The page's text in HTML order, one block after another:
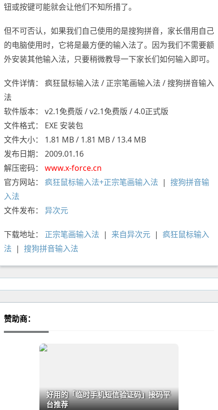
钮或按键可能就会让他们不知所措了。
但不可否认，如果我们自己使用的是搜狗拼音，家长借用自己
的电脑使用时，它将是最方便的输入法了。因为我们不需要额
外安装其他输入法，只要稍微教导一下家长们如何输入即可。
文件详情： 疯狂鼠标输入法 / 正宗笔画输入法 / 搜狗拼音输入
法
软件版本： v2.1免费版 / v2.1免费版 / 4.0正式版
文件格式： EXE 安装包
文件大小： 1.81 MB / 1.81 MB / 13.4 MB
发布日期： 2009.01.16
解压密码： www.x-force.cn
官方网站： 疯狂鼠标输入法+正宗笔画输入法 | 搜狗拼音输
入法
文件发布： 异次元
下载地址： 正宗笔画输入法 | 来自异次元 | 疯狂鼠标输入
法 | 搜狗拼音输入法
赞助商：
好用的「临时手机短信验证码」接码平
台推荐